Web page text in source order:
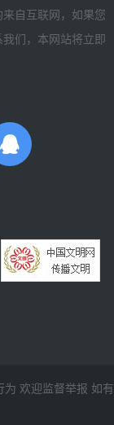
自互联网，如果您
们，本网站将立即
为 欢迎监督举报 如有